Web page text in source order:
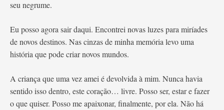
seu negrume.
Eu posso agora sair daqui. Encontrei novas luzes para miríades
de novos destinos. Nas cinzas de minha memória levo uma
história que pode criar novos mundos.
A criança que uma vez amei é devolvida à mim. Nunca havia
sentido isso dentro, este coração… livre. Posso ser, estar e fazer
o que quiser. Posso me apaixonar, finalmente, por ela. Não há